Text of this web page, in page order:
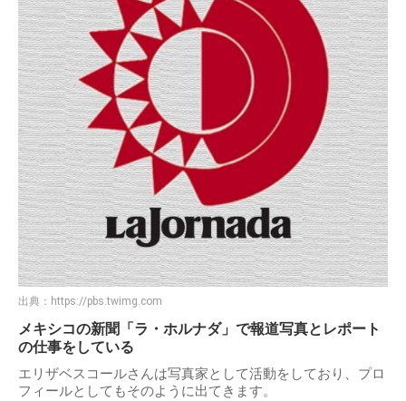
出典： https://pbs.twimg.com
メキシコの新聞「ラ・ホルナダ」で報道写真とレポート
の仕事をしている
エリザベスコールさんは写真家として活動をしており、プロ
フィールとしてもそのように出てきます。